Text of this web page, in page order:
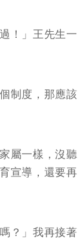
！」王先生一
制度，那應該
屬一樣，沒聽
宣導，還要再
？」我再接著